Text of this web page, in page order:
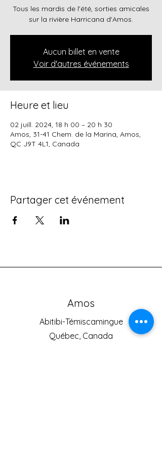
Tous les mardis de l'été, sorties amicales
sur la rivière Harricana d'Amos.
Aucun billet en vente
Voir d'autres événements
Heure et lieu
02 juill. 2024, 18 h 00 – 20 h 30
Amos, 31-41 Chem. de la Marina, Amos,
QC J9T 4L1, Canada
Partager cet événement
Amos
Abitibi-Témiscamingue
Québec, Canada